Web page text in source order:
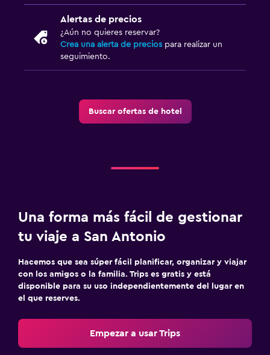
Alertas de precios
¿Aún no quieres reservar?
Crea una alerta de precios para realizar un
seguimiento.
Buscar ofertas de hotel
Una forma más fácil de gestionar
tu viaje a San Antonio
Hacemos que sea súper fácil planificar, organizar y viajar
con los amigos o la familia. Trips es gratis y está
disponible para su uso independientemente del lugar en
el que reserves.
Empezar a usar Trips